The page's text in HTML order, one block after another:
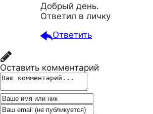
Добрый день.
Ответил в личку
Ответить
Оставить комментарий